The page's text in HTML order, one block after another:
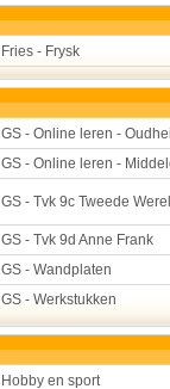
Fries - Frysk
GS - Online leren -
GS - Online leren -
GS - Tvk 9c Tweede
GS - Tvk 9d Anne Frank
GS - Wandplaten
GS - Werkstukken
Hobby en sport